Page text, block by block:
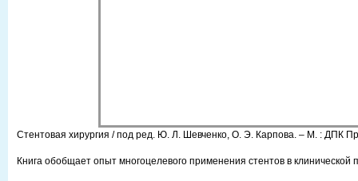
Стентовая хирургия / под ред. Ю. Л. Шевченко, О. Э. Карпова. – М. : ДПК
Книга обобщает опыт многоцелевого применения стентов в клинической